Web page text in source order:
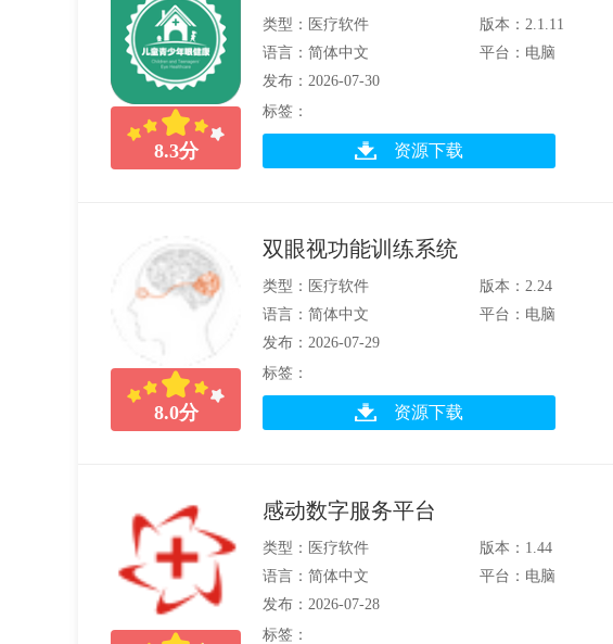
8.3分
类型：医疗软件
版本：2.1.11
语言：简体中文
平台：电脑
发布：2026-07-30
标签：
资源下载
8.0分
双眼视功能训练系统
类型：医疗软件
版本：2.24
语言：简体中文
平台：电脑
发布：2026-07-29
标签：
资源下载
感动数字服务平台
类型：医疗软件
版本：1.44
语言：简体中文
平台：电脑
发布：2026-07-28
标签：